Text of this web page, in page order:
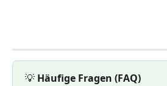
💡 Häufige Fragen (FAQ)